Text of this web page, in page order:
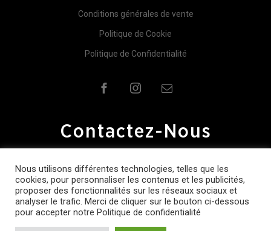
Conditions générales de vente
Politique de Cookie
Politique de Confidentialité
Contactez-Nous
info@ctskis.fr
Nous utilisons différentes technologies, telles que les
cookies, pour personnaliser les contenus et les publicités,
proposer des fonctionnalités sur les réseaux sociaux et
analyser le trafic. Merci de cliquer sur le bouton ci-dessous
pour accepter notre Politique de confidentialité